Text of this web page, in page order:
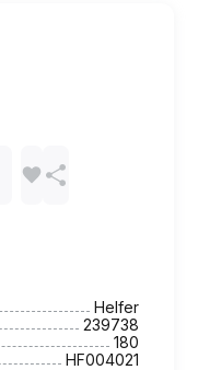
Helfer
239738
180
HF004021